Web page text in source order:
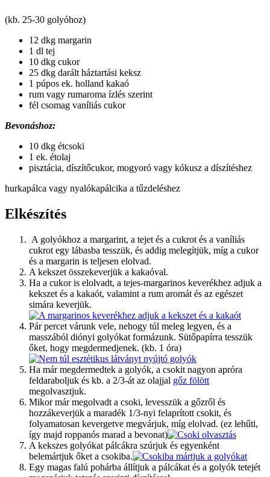
(kb. 25-30 golyóhoz)
12 dkg margarin
1 dl tej
10 dkg cukor
25 dkg darált háztartási keksz
1 púpos ek. holland kakaó
rum vagy rumaroma ízlés szerint
fél csomag vaníliás cukor
Bevonáshoz:
10 dkg étcsoki
1 ek. étolaj
pisztácia, díszítőcukor, mogyoró vagy kókusz a díszítéshez
hurkapálca vagy nyalókapálcika a tűzdeléshez
Elkészítés
A golyókhoz a margarint, a tejet és a cukrot és a vaníliás
cukrot egy lábasba tesszük, és addig melegítjük, míg a cukor
és a margarin is teljesen elolvad.
A kekszet összekeverjük a kakaóval.
Ha a cukor is elolvadt, a tejes-margarinos keverékhez adjuk a
kekszet és a kakaót, valamint a rum aromát és az egészet
simára keverjük.
Pár percet várunk vele, nehogy túl meleg legyen, és a
masszából diónyi golyókat formázunk. Sütőpapírra tesszük
őket, hogy megdermedjenek. (kb. 1 óra)
Ha már megdermedtek a golyók, a csokit nagyon apróra
feldaraboljuk és kb. a 2/3-át az olajjal gőz fölött
megolvasztjuk.
Mikor már megolvadt a csoki, levesszük a gőzről és
hozzákeverjük a maradék 1/3-nyi felaprított csokit, és
folyamatosan kevergetve megvárjuk, míg elolvad. (ez lehűti,
így majd roppanós marad a bevonat)
A kekszes golyókat pálcákra szúrjuk és egyenként
belemártjuk őket a csokiba.
Egy magas falú pohárba állítjuk a pálcákat és a golyók tetejét